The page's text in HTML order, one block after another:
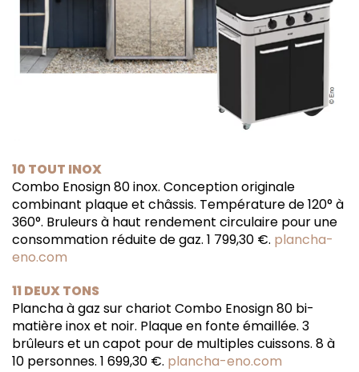
10 TOUT INOX
Combo Enosign 80 inox. Conception originale
combinant plaque et châssis. Température de 120° à
360°. Bruleurs à haut rendement circulaire pour une
consommation réduite de gaz. 1 799,30 €. plancha-
eno.com
11 DEUX TONS
Plancha à gaz sur chariot Combo Enosign 80 bi-
matière inox et noir. Plaque en fonte émaillée. 3
brûleurs et un capot pour de multiples cuissons. 8 à
10 personnes. 1 699,30 €. plancha-eno.com